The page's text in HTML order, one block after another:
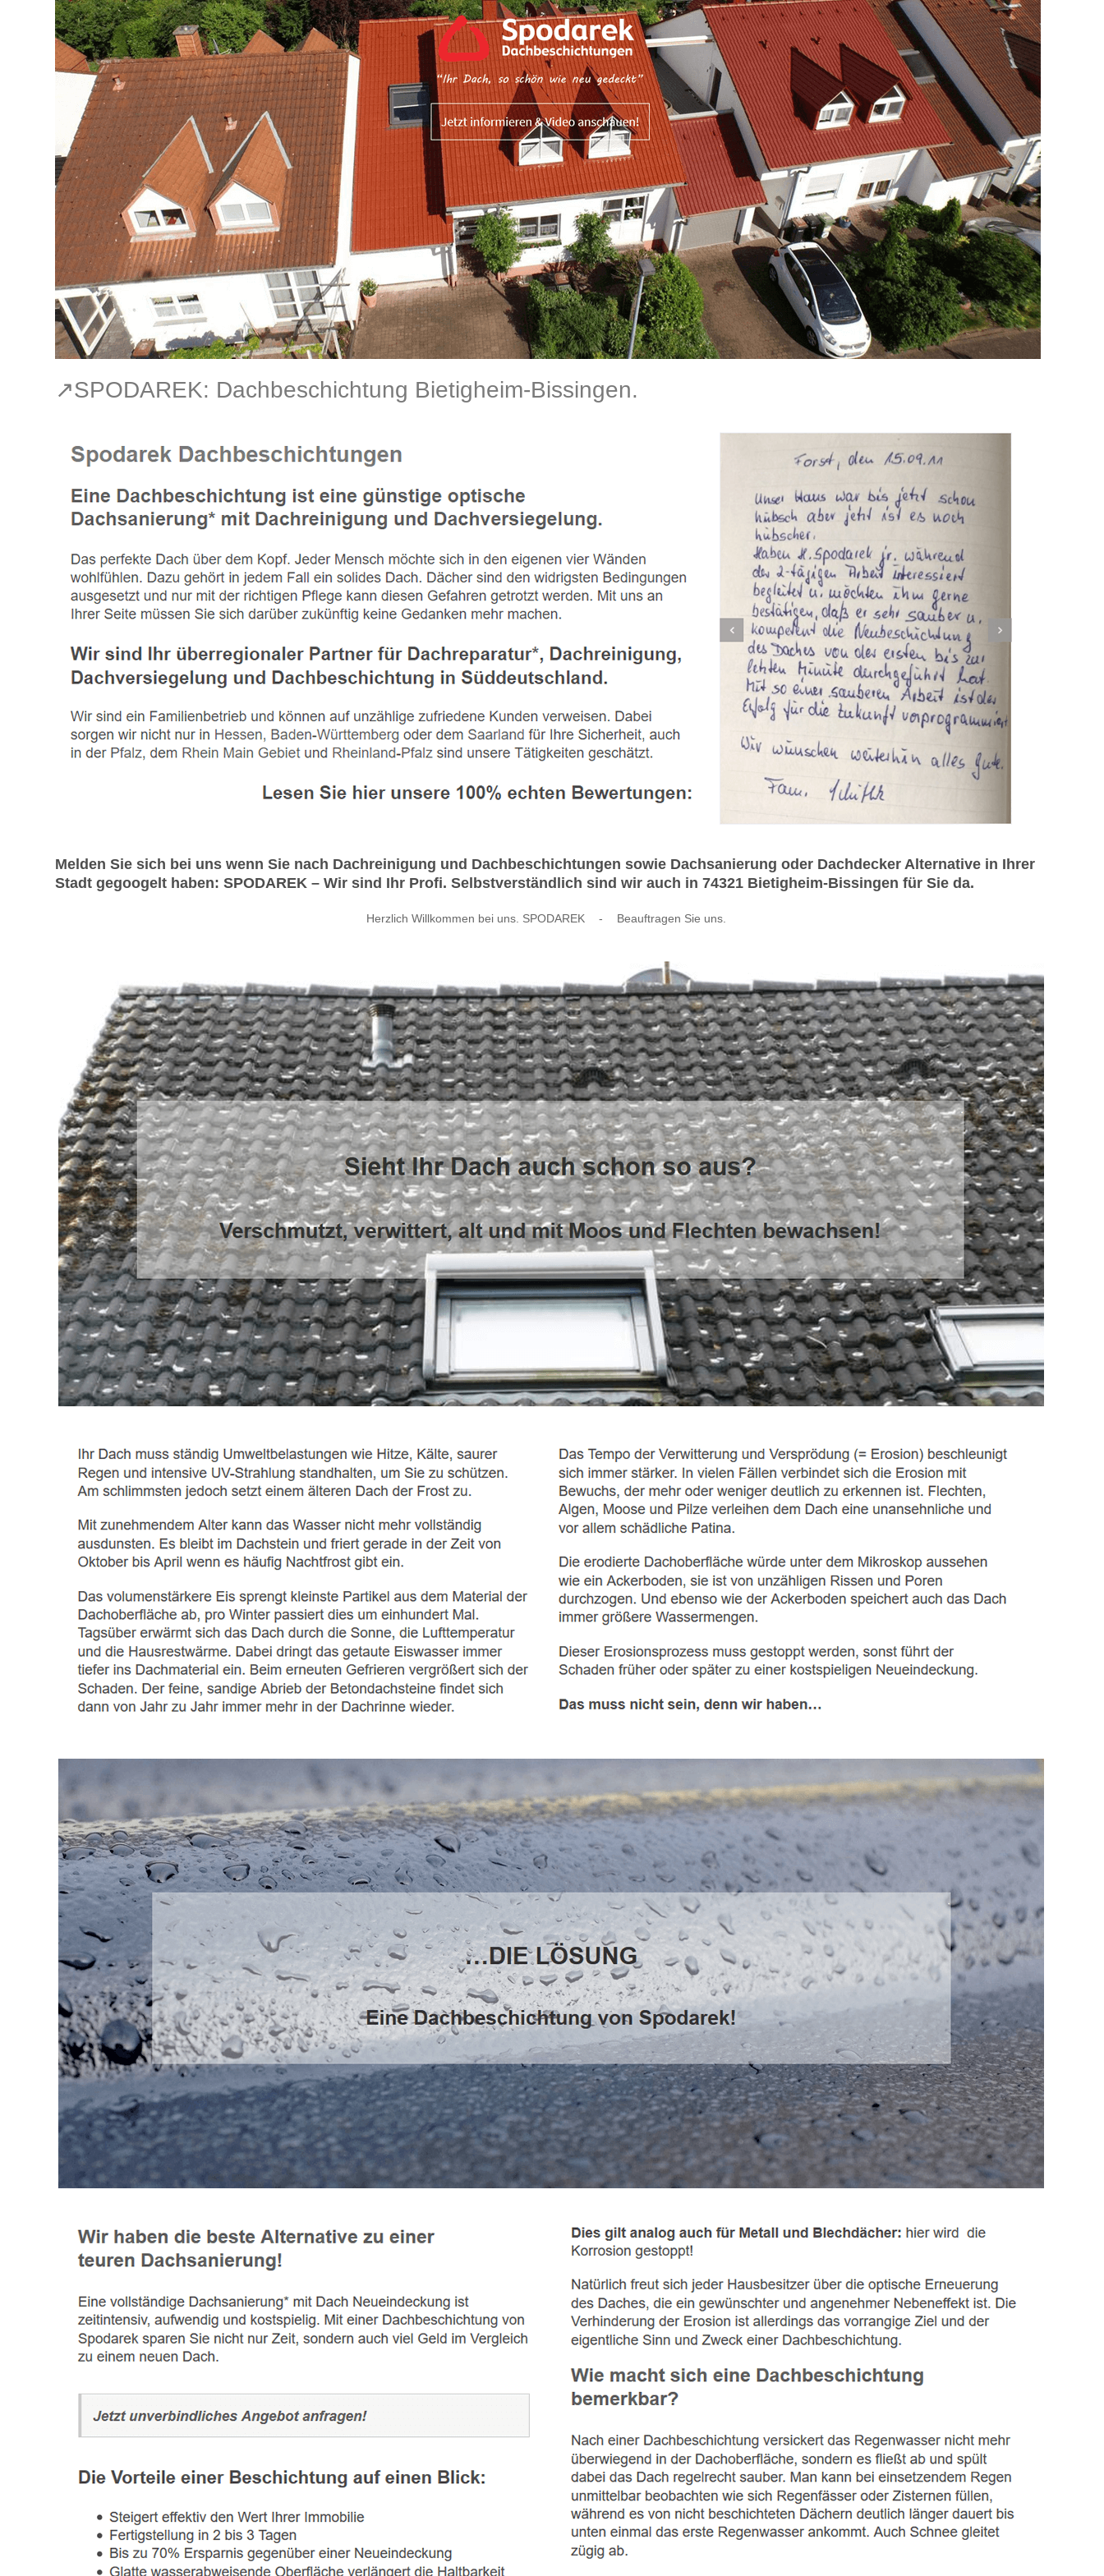
↗️SPODAREK: Dachbeschichtung Bietigheim-Bissingen.
Melden Sie sich bei uns wenn Sie nach Dachreinigung und Dachbeschichtungen sowie Dachsanierung oder Dachdecker Alternative in Ihrer
Stadt gegoogelt haben: SPODAREK – Wir sind Ihr Profi. Selbstverständlich sind wir auch in 74321 Bietigheim-Bissingen für Sie da.
Herzlich Willkommen bei uns. SPODAREK - Beauftragen Sie uns.